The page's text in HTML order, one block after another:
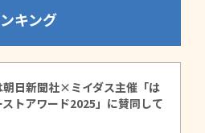
キング
朝日新聞社×ミイダス主催「は
トアワード2025」に賛同して